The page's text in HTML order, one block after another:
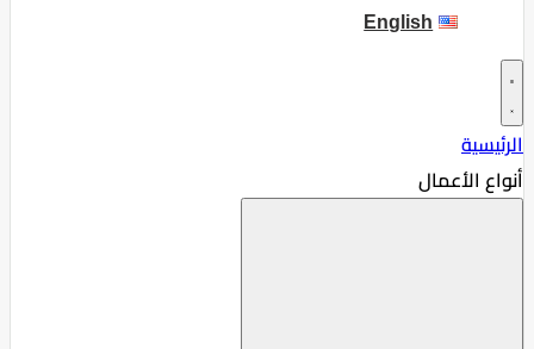
English
الرئيسية
أنواع الأعمال